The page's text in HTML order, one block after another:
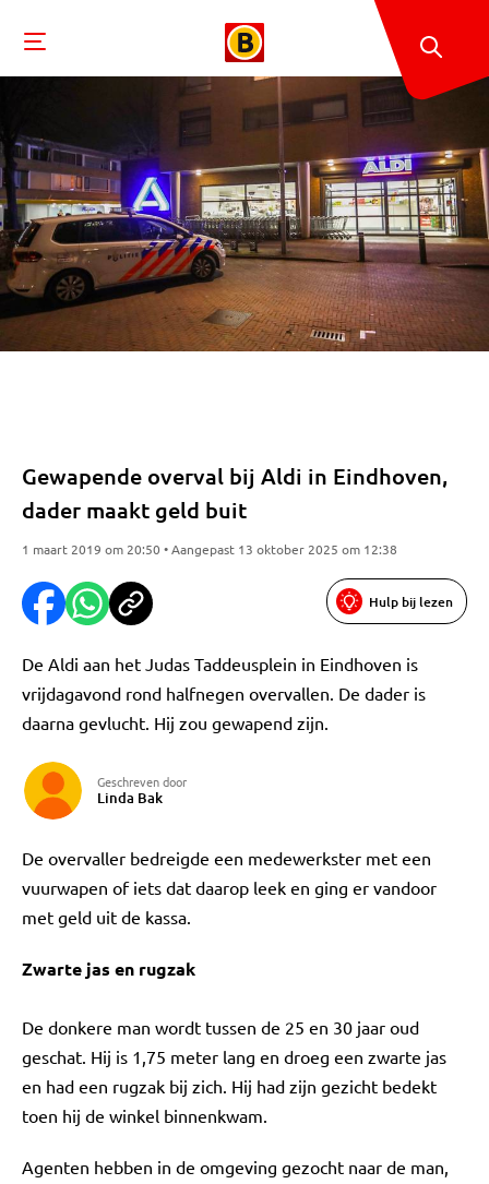
Gewapende overval bij Aldi in Eindhoven,
dader maakt geld buit
1 maart 2019 om 20:50 • Aangepast 13 oktober 2025 om 12:38
Hulp bij lezen
De Aldi aan het Judas Taddeusplein in Eindhoven is
vrijdagavond rond halfnegen overvallen. De dader is
daarna gevlucht. Hij zou gewapend zijn.
Geschreven door
Linda Bak
De overvaller bedreigde een medewerkster met een
vuurwapen of iets dat daarop leek en ging er vandoor
met geld uit de kassa.
Zwarte jas en rugzak
De donkere man wordt tussen de 25 en 30 jaar oud
geschat. Hij is 1,75 meter lang en droeg een zwarte jas
en had een rugzak bij zich. Hij had zijn gezicht bedekt
toen hij de winkel binnenkwam.
Agenten hebben in de omgeving gezocht naar de man,